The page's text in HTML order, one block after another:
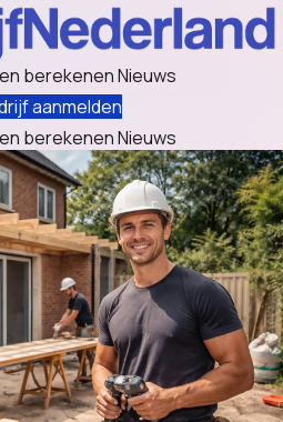
berekenenNieuws
aanmelden
berekenenNieuws